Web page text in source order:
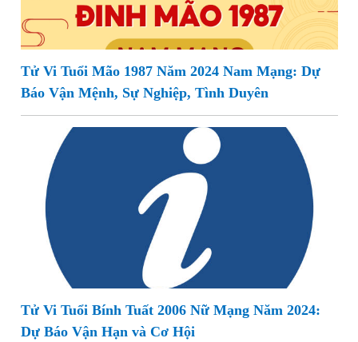
Tử Vi Tuổi Mão 1987 Năm 2024 Nam Mạng: Dự
Báo Vận Mệnh, Sự Nghiệp, Tình Duyên
Tử Vi Tuổi Bính Tuất 2006 Nữ Mạng Năm 2024:
Dự Báo Vận Hạn và Cơ Hội